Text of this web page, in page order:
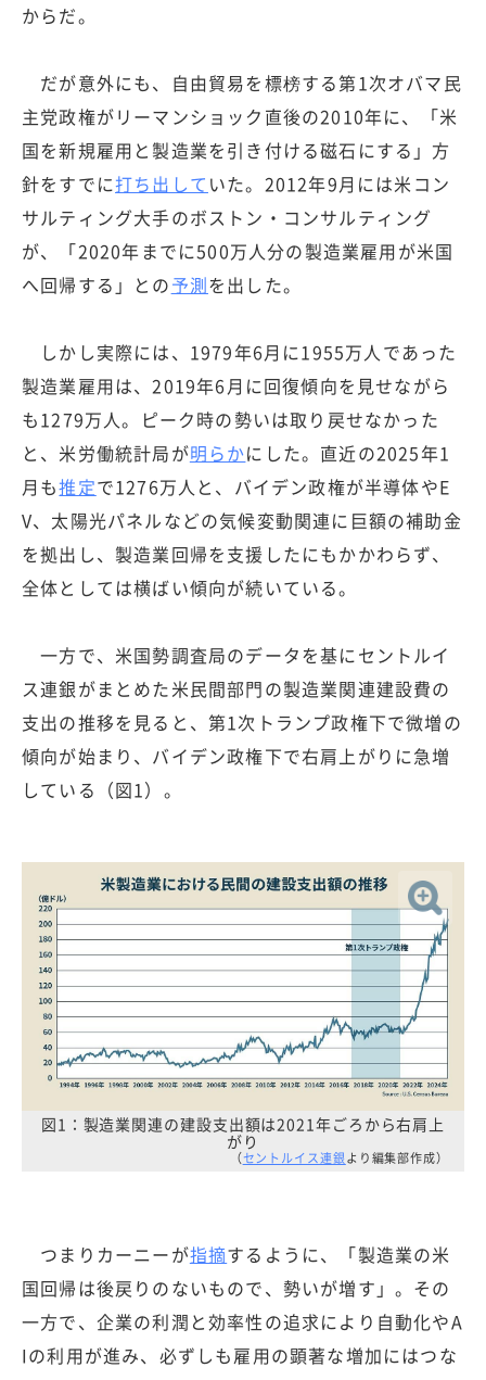
からだ。
だが意外にも、自由貿易を標榜する第1次オバマ民
主党政権がリーマンショック直後の2010年に、「米
国を新規雇用と製造業を引き付ける磁石にする」方
針をすでに打ち出して いた。2012年9月には米コン
サルティング大手のボストン・コンサルティング
が、「2020年までに500万人分の製造業雇用が米国
へ回帰する」との予測を出した。
しかし実際には、1979年6月に1955万人であった
製造業雇用は、2019年6月に回復傾向を見せながら
も1279万人。ピーク時の勢いは取り戻せなかった
と、米労働統計局が明らかにした。直近の2025年1
月も推定で1276万人と、バイデン政権が半導体やE
V、太陽光パネルなどの気候変動関連に巨額の補助金
を拠出し、製造業回帰を支援したにもかかわらず、
全体としては横ばい傾向が続いている。
一方で、米国勢調査局のデータを基にセントルイ
ス連銀がまとめた米民間部門の製造業関連建設費の
支出の推移を見ると、第1次トランプ政権下で微増の
傾向が始まり、バイデン政権下で右肩上がりに急増
している（図1）。
図1：製造業関連の建設支出額は2021年ごろから右肩上
がり
（セントルイス連銀より編集部作成）
つまりカーニーが指摘するように、「製造業の米
国回帰は後戻りのないもので、勢いが増す」。その
一方で、企業の利潤と効率性の追求により自動化やA
Iの利用が進み、必ずしも雇用の顕著な増加にはつな